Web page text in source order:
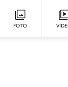
FOTO